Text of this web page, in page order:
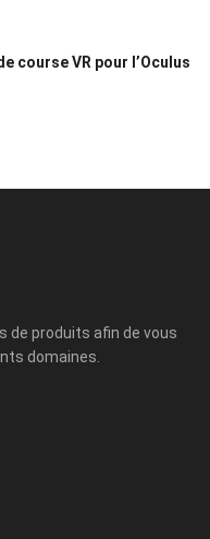
course VR pour l’Oculus
de produits afin de vous
domaines.